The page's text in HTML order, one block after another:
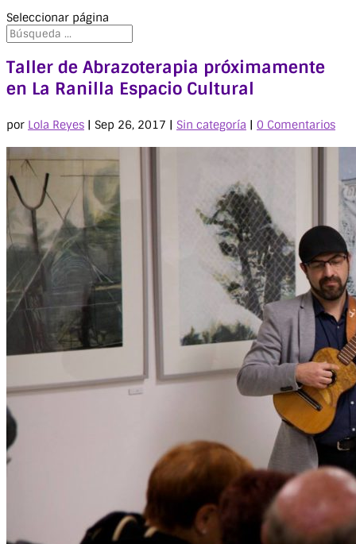
Seleccionar página
Taller de Abrazoterapia próximamente
en La Ranilla Espacio Cultural
por Lola Reyes | Sep 26, 2017 | Sin categoría | 0 Comentarios